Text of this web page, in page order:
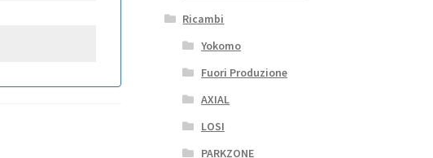
Ricambi
Yokomo
Fuori Produzione
AXIAL
LOSI
PARKZONE